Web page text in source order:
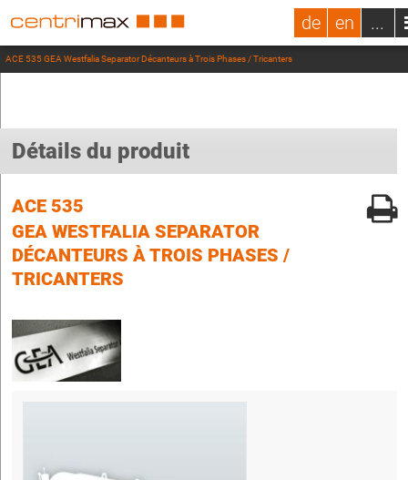
de en ...
ACE 535 GEA Westfalia Separator Décanteurs à Trois Phases / Tricanters
Détails du produit
ACE 535
GEA WESTFALIA SEPARATOR
DÉCANTEURS À TROIS PHASES /
TRICANTERS